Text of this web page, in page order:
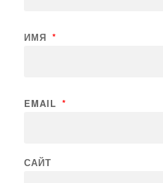
ИМЯ *
EMAIL *
САЙТ